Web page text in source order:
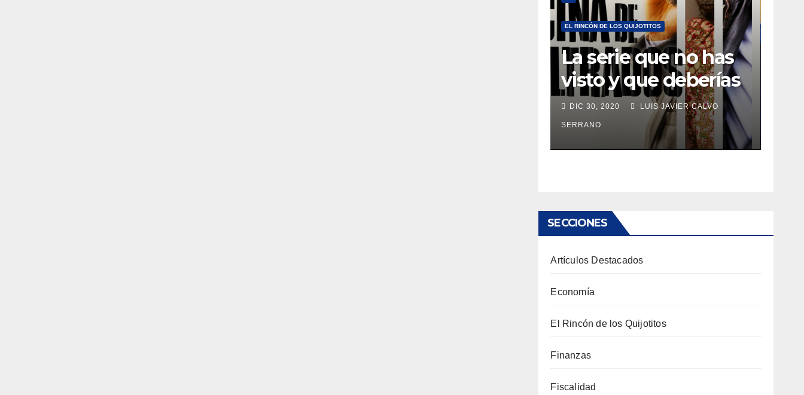
EL RINCÓN DE LOS QUIJOTITOS
La serie que no has
visto y que deberías
estar viendo
DIC 30, 2020 LUIS JAVIER CALVO
SERRANO
SECCIONES
Artículos Destacados
Economía
El Rincón de los Quijotitos
Finanzas
Fiscalidad